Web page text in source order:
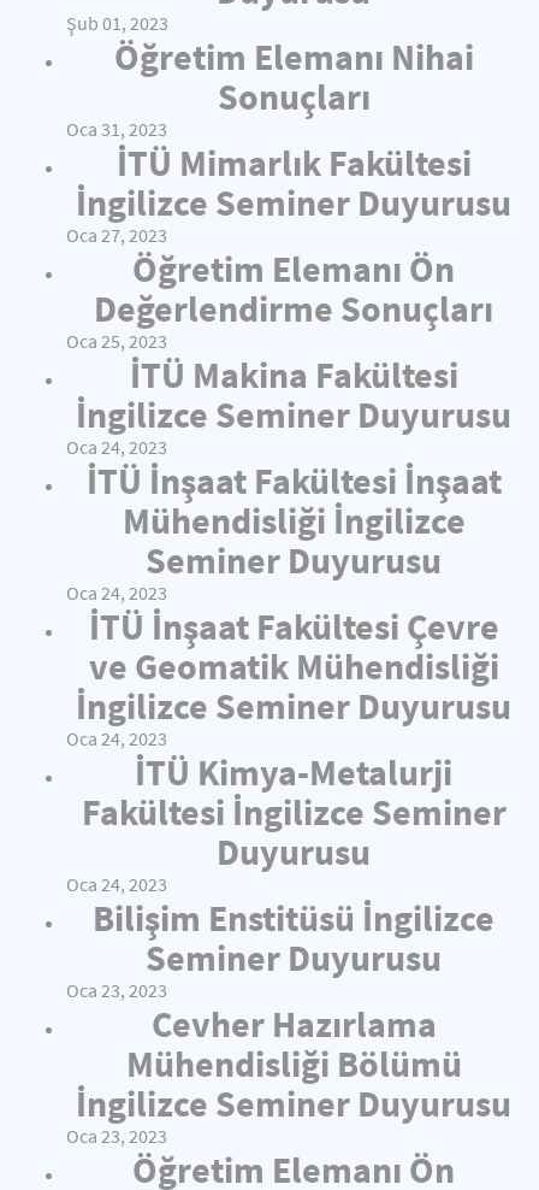
Şub 01, 2023
Öğretim Elemanı Nihai
Sonuçları
Oca 31, 2023
İTÜ Mimarlık Fakültesi
İngilizce Seminer Duyurusu
Oca 27, 2023
Öğretim Elemanı Ön
Değerlendirme Sonuçları
Oca 25, 2023
İTÜ Makina Fakültesi
İngilizce Seminer Duyurusu
Oca 24, 2023
İTÜ İnşaat Fakültesi İnşaat
Mühendisliği İngilizce
Seminer Duyurusu
Oca 24, 2023
İTÜ İnşaat Fakültesi Çevre
ve Geomatik Mühendisliği
İngilizce Seminer Duyurusu
Oca 24, 2023
İTÜ Kimya-Metalurji
Fakültesi İngilizce Seminer
Duyurusu
Oca 24, 2023
Bilişim Enstitüsü İngilizce
Seminer Duyurusu
Oca 23, 2023
Cevher Hazırlama
Mühendisliği Bölümü
İngilizce Seminer Duyurusu
Oca 23, 2023
Öğretim Elemanı Ön